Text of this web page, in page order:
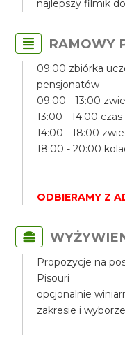
najlepszy filmik
RAMOWY
09:00 zbiórka
pensjonatów
09:00 - 13:00
13:00 - 14:00
14:00 - 18:00
18:00 - 20:00
ODBIERAMY Z
Propozycje na
Pisouri
opcjonalnie
zakresie i wyborze